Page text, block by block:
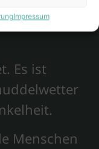
Impressum
Es ist
Menschen